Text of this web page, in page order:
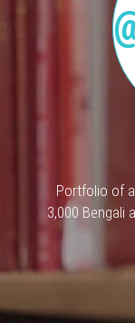
Portfolio of
3,000 Bengali